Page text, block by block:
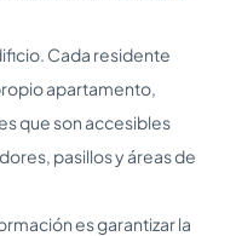
Cada residente
apartamento,
que son accesibles
pasillos y áreas de
es garantizar la